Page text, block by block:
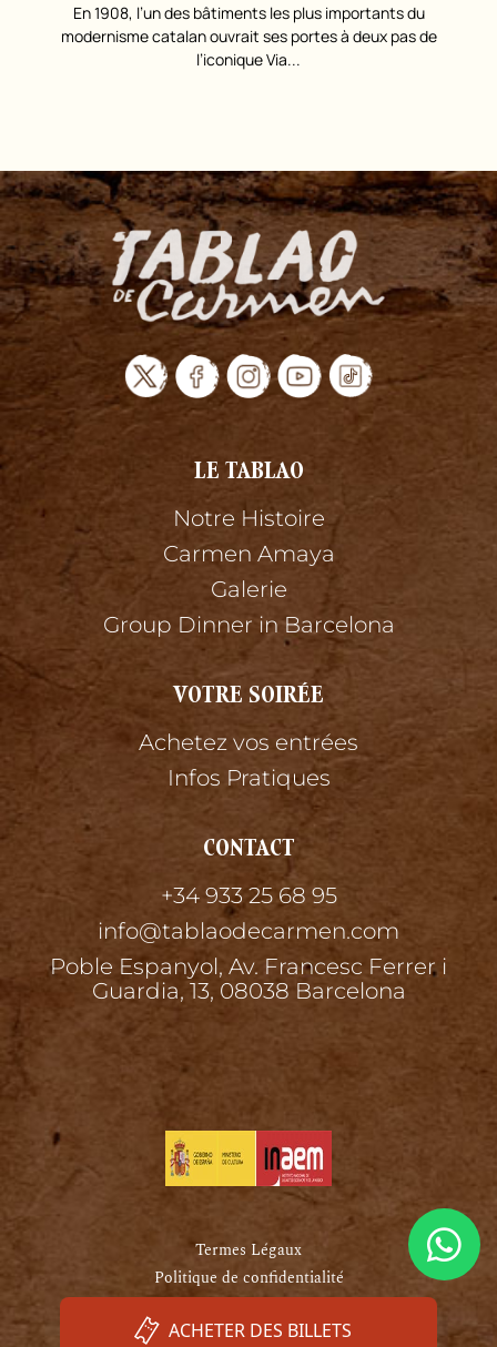
ACHETER DES BILLETS
En 1908, l’un des bâtiments les plus importants du
modernisme catalan ouvrait ses portes à deux pas de
l’iconique Via...
LE TABLAO
Notre Histoire
Carmen Amaya
Galerie
Group Dinner in Barcelona
VOTRE SOIRÉE
Achetez vos entrées
Infos Pratiques
CONTACT
+34 933 25 68 95
info@tablaodecarmen.com
Poble Espanyol, Av. Francesc Ferrer i
Guardia, 13, 08038 Barcelona
Termes Légaux
Politique de confidentialité